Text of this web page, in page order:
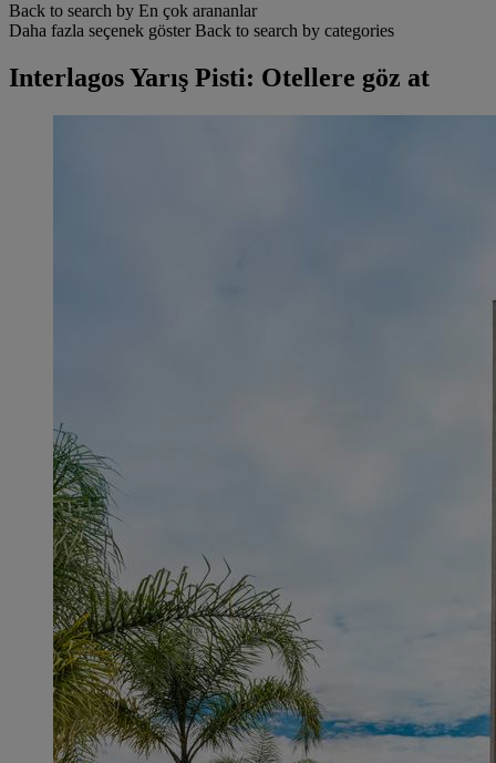
Back to search by En çok arananlar
Daha fazla seçenek göster Back to search by categories
Interlagos Yarış Pisti: Otellere göz at